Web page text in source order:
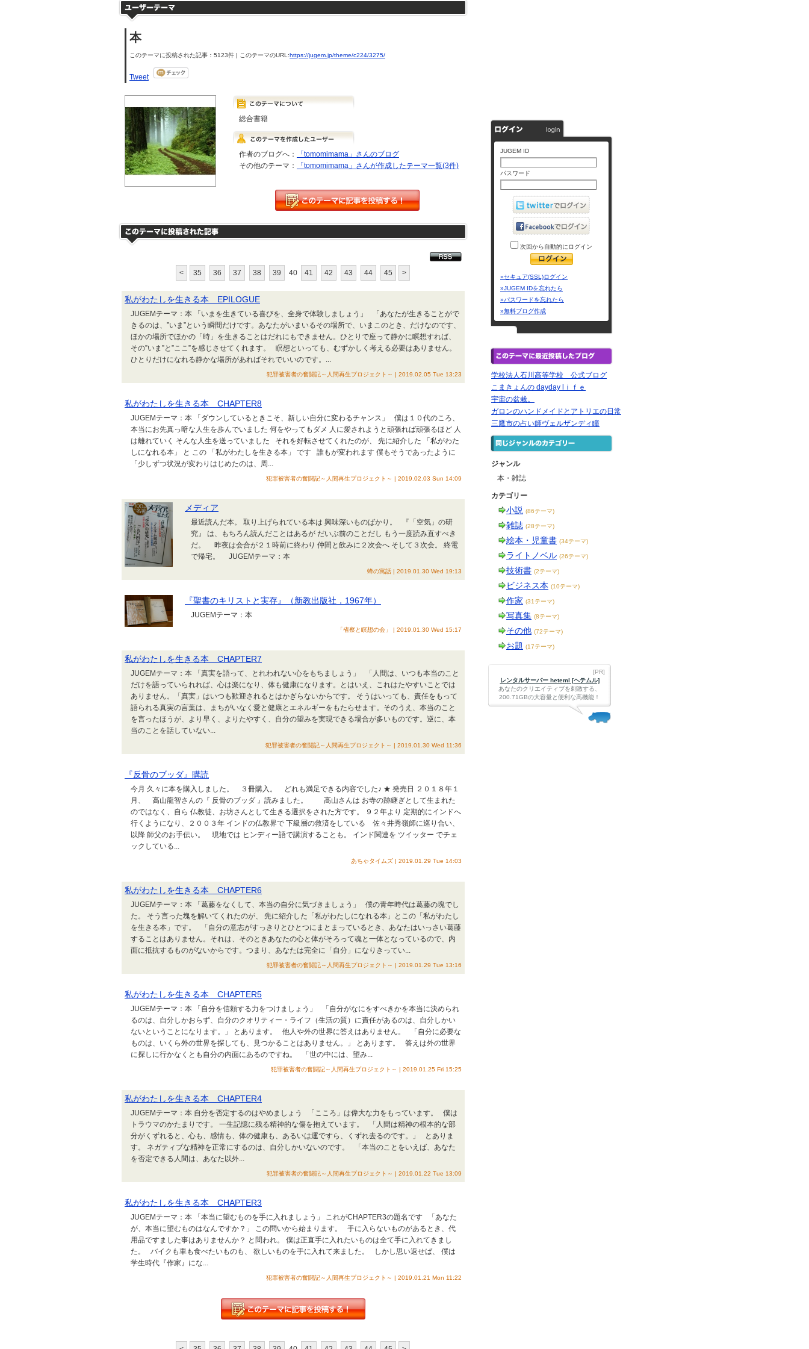
本
このテーマに投稿された記事：5123件 | このテーマのURL:https://jugem.jp/theme/c224/3275/
Tweet
総合書籍
作者のブログへ：
「tomomimama」さんのブログ
その他のテーマ：
「tomomimama」さんが作成したテーマ一覧(3件)
< 35 36 37 38 39 40 41 42 43 44 45 >
私がわたしを生きる本 EPILOGUE
JUGEMテーマ：本 「いまを生きている喜びを、全身で体験しましょう」 「あなたが生きることがで
きるのは、”いま”という瞬間だけです。あなたがいまいるその場所で、いまこのとき、だけなのです、
ほかの場所でほかの「時」を生きることはだれにもできません。ひとりで座って静かに瞑想すれば、
その”いま”と”ここ”を感じさせてくれます。 瞑想といっても、むずかしく考える必要はありません。
ひとりだけになれる静かな場所があればそれでいいのです。...
犯罪被害者の奮闘記～人間再生プロジェクト～ | 2019.02.05 Tue 13:23
私がわたしを生きる本 CHAPTER8
JUGEMテーマ：本 「ダウンしているときこそ、新しい自分に変わるチャンス」 僕は１０代のころ、
本当にお先真っ暗な人生を歩んでいました 何をやってもダメ 人に愛されようと頑張れば頑張るほど 人
は離れていく そんな人生を送っていました それを好転させてくれたのが、 先に紹介した 「私がわた
しになれる本」 と この 「私がわたしを生きる本」 です 誰もが変われます 僕もそうであったように
「少しずつ状況が変わりはじめたのは、周...
犯罪被害者の奮闘記～人間再生プロジェクト～ | 2019.02.03 Sun 14:09
メディア
最近読んだ本。 取り上げられている本は 興味深いものばかり。 『「空気」の研
究』 は、もちろん読んだことはあるが だいぶ前のことだし もう一度読み直すべき
だ。 昨夜は会合が２１時前に終わり 仲間と飲みに２次会へ そして３次会。 終電
で帰宅。 JUGEMテーマ：本
蜂の寓話 | 2019.01.30 Wed 19:13
『聖書のキリストと実存』（新教出版社，1967年）
JUGEMテーマ：本
「省察と瞑想の会」 | 2019.01.30 Wed 15:17
私がわたしを生きる本 CHAPTER7
JUGEMテーマ：本 「真実を語って、とれわれない心をもちましょう」 「人間は、いつも本当のこと
だけを語っていられれば、心は楽になり、体も健康になります。とはいえ、これはたやすいことでは
ありません。「真実」はいつも歓迎されるとはかぎらないからです。 そうはいっても、責任をもって
語られる真実の言葉は、まちがいなく愛と健康とエネルギーをもたらせます。そのうえ、本当のこと
を言ったほうが、より早く、よりたやすく、自分の望みを実現できる場合が多いものです。逆に、本
当のことを話していない...
犯罪被害者の奮闘記～人間再生プロジェクト～ | 2019.01.30 Wed 11:36
『反骨のブッダ』購読
今月 久々に本を購入しました。 ３冊購入。 どれも満足できる内容でした♪ ★ 発売日 ２０１８年１
月、 高山龍智さんの『 反骨のブッダ 』読みました。 高山さんは お寺の跡継ぎとして生まれた
のではなく、自ら 仏教徒、お坊さんとして生きる選択をされた方です。 ９２年より 定期的にインドへ
行くようになり、２００３年 インドの仏教界で 下級層の救済をしている 佐々井秀嶺師に巡り合い、
以降 師父のお手伝い。 現地では ヒンディー語で講演することも。 インド関連を ツイッター でチェ
ックしている...
あちゃタイムズ | 2019.01.29 Tue 14:03
私がわたしを生きる本 CHAPTER6
JUGEMテーマ：本 「葛藤をなくして、本当の自分に気づきましょう」 僕の青年時代は葛藤の塊でし
た。 そう言った塊を解いてくれたのが、 先に紹介した「私がわたしになれる本」とこの「私がわたし
を生きる本」です。 「自分の意志がすっきりとひとつにまとまっているとき、あなたはいっさい葛藤
することはありません。それは、そのときあなたの心と体がそろって魂と一体となっているので、内
面に抵抗するものがないからです。つまり、あなたは完全に「自分」になりきってい...
犯罪被害者の奮闘記～人間再生プロジェクト～ | 2019.01.29 Tue 13:16
私がわたしを生きる本 CHAPTER5
JUGEMテーマ：本 「自分を信頼する力をつけましょう」 「自分がなにをすべきかを本当に決められ
るのは、自分しかおらず、自分のクオリティー・ライフ（生活の質）に責任があるのは、自分しかい
ないということになります。」 とあります。 他人や外の世界に答えはありません。 「自分に必要な
ものは、いくら外の世界を探しても、見つかることはありません。」 とあります。 答えは外の世界
に探しに行かなくとも自分の内面にあるのですね。 「世の中には、望み...
犯罪被害者の奮闘記～人間再生プロジェクト～ | 2019.01.25 Fri 15:25
私がわたしを生きる本 CHAPTER4
JUGEMテーマ：本 自分を否定するのはやめましょう 「こころ」は偉大な力をもっています。 僕は
トラウマのかたまりです。 一生記憶に残る精神的な傷を抱えています。 「人間は精神の根本的な部
分がくずれると、心も、感情も、体の健康も、あるいは運ですら、くずれ去るのです。」 とありま
す。 ネガティブな精神を正常にするのは、自分しかいないのです。 「本当のことをいえば、あなた
を否定できる人間は、あなた以外...
犯罪被害者の奮闘記～人間再生プロジェクト～ | 2019.01.22 Tue 13:09
私がわたしを生きる本 CHAPTER3
JUGEMテーマ：本 「本当に望むものを手に入れましょう」 これがCHAPTER3の題名です 「あなた
が、本当に望むものはなんですか？」 この問いから始まります。 手に入らないものがあるとき、代
用品ですました事はありませんか？ と問われ。 僕は正直手に入れたいものは全て手に入れてきまし
た。 バイクも車も食べたいものも、 欲しいものを手に入れて来ました。 しかし思い返せば、 僕は
学生時代『作家』にな...
犯罪被害者の奮闘記～人間再生プロジェクト～ | 2019.01.21 Mon 11:22
JUGEM ID
パスワード
次回から自動的にログイン
»セキュア(SSL)ログイン
»JUGEM IDを忘れたら
»パスワードを忘れたら
»無料ブログ作成
学校法人石川高等学校 公式ブログ
こまきょんの dayday lｉｆｅ
宇宙の盆栽。
ガロンのハンドメイドとアトリエの日常
三鷹市の占い師ヴェルザンディ瞳
ジャンル
本・雑誌
カテゴリー
小説 (86テーマ)
雑誌 (28テーマ)
絵本・児童書 (34テーマ)
ライトノベル (26テーマ)
技術書 (2テーマ)
ビジネス本 (10テーマ)
作家 (31テーマ)
写真集 (8テーマ)
その他 (72テーマ)
お題 (17テーマ)
[PR]
レンタルサーバー heteml [ヘテムル]
あなたのクリエイティブを刺激する、
200.71GBの大容量と便利な高機能！